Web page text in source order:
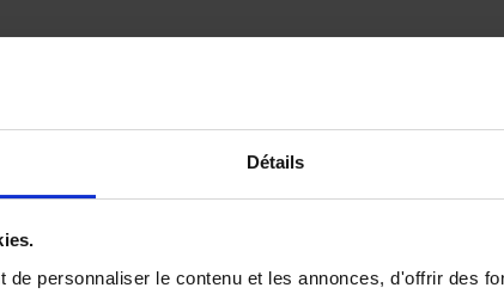
Détails
de personnaliser le contenu et les annonces, d'offrir des
Une urgence ?
Vous souhaitez